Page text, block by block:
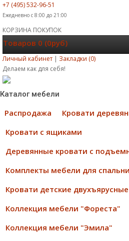
+7 (495) 532-96-51
Ежедневно с 8:00 до 21:00
КОРЗИНА ПОКУПОК
Товаров 0 (0руб)
Личный кабинет | Закладки (0)
Делаем как для себя!
Каталог мебели
Распродажа
Кровати
Кровати с ящиками
Деревянные кровати с
Комплекты мебели для спальни
Кровати детские двухъярусные
Коллекция мебели "Фореста"
Коллекция мебели "Эмила"